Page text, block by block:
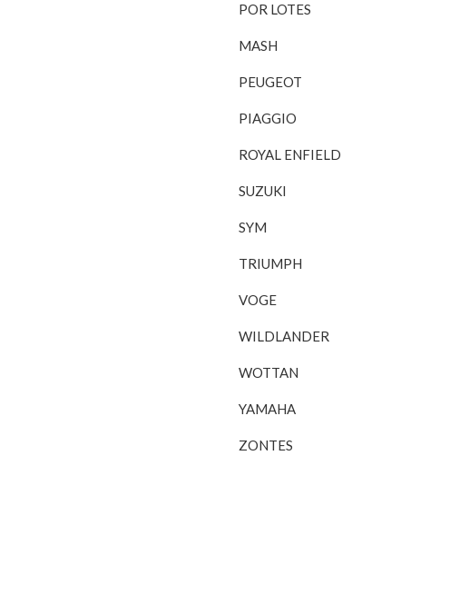
POR LOTES
MASH
PEUGEOT
PIAGGIO
ROYAL ENFIELD
SUZUKI
SYM
TRIUMPH
VOGE
WILDLANDER
WOTTAN
YAMAHA
ZONTES